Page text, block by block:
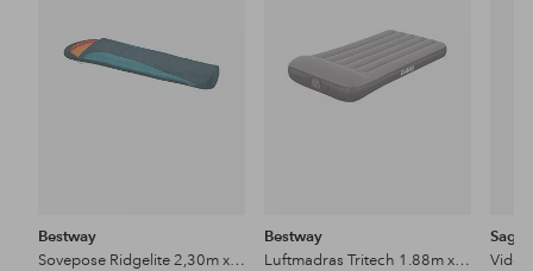
Bestway
Sovepose Ridgelite 2,30m x 80cm x 60cm
Bestway
Luftmadras Tritech 1.88m x 99cm x 30cm
Vide